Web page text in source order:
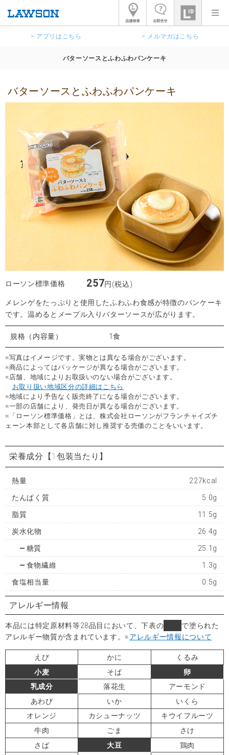
> アプリはこちら > メルマガはこちら
バターソースとふわふわパンケーキ
バターソースとふわふわパンケーキ
ローソン標準価格 257円(税込)
メレンゲをたっぷりと使用したふわふわ食感が特徴のパンケーキ
です。温めるとメープル入りバターソースが広がります。
規格（内容量） 1食
※写真はイメージです。実物とは異なる場合がございます。
※商品によってはパッケージが異なる場合がございます。
※店舗、地域によりお取扱いのない場合がございます。
お取り扱い地域区分の詳細はこちら
※地域により予告なく販売終了になる場合がございます。
※一部の店舗により、発売日が異なる場合がございます。
※「ローソン標準価格」とは、株式会社ローソンがフランチャイズチ
ェーン本部として各店舗に対し推奨する売価のことをいいます。
栄養成分 【1包装当たり】
熱量 227kcal
たんぱく質 5.0g
脂質 11.5g
炭水化物 26.4g
糖質 25.1g
食物繊維 1.3g
食塩相当量 0.5g
アレルギー情報
本品には特定原材料等28品目において、下表の
で塗られた
アレルギー物質が含まれています。※アレルギー情報について
えび かに
くるみ
小麦
そば
卵
乳成分
落花生
アーモンド
あわび
いか
いくら
オレンジ
カシューナッツ
キウイフルーツ
牛肉
ごま
さけ
さば
大豆
鶏肉